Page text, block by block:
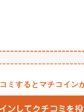
ミするとマチコイン